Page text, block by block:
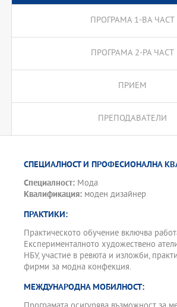
ПРОГРАМА 1-ВА ЧАСТ
ПРОГРАМА 2-РА ЧАСТ
ПРИЕМ
ПРЕПОДАВАТЕЛИ
СПЕЦИАЛНОСТ И ПРОФЕСИОНАЛНА
Специалност: Мода
Квалификация: моден дизайнер
ПРАКТИКИ:
Практическото обучение включва
Експерименталното художествено
НБУ, участие в ревюта и изложби,
фирми за модна конфекция.
МЕЖДУНАРОДНА МОБИЛНОСТ: